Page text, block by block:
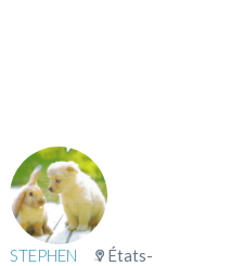
STEPHEN
États-